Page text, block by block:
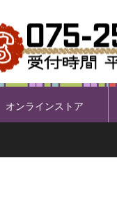
オンラインストア